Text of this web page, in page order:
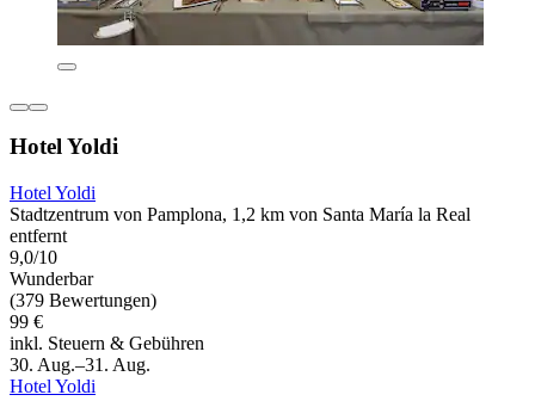
Hotel Yoldi
Hotel Yoldi
Stadtzentrum von Pamplona, 1,2 km von Santa María la Real
entfernt
9,0/10
Wunderbar
(379 Bewertungen)
99 €
inkl. Steuern & Gebühren
30. Aug.–31. Aug.
Hotel Yoldi